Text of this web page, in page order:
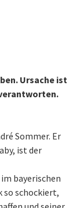
Ursache ist
Sommer. Er
ist der
bayerischen
so schockiert,